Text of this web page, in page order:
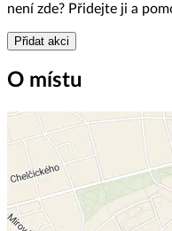
není zde? Přidejte ji a
Přidat akci
O místu